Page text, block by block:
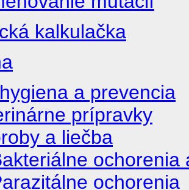
kalkulačka
a prevencia
prípravky
a liečba
ochorenia
ochorenia